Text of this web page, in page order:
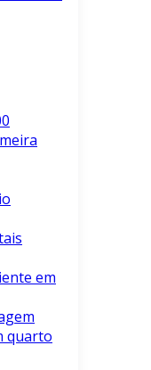
em
quarto